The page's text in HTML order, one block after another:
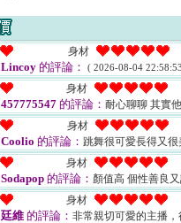
身材
Lincoy 的評論： ( 2026-08-04
身材
457775547 的評論： 耐心聊聊 其實
身材
Coolio 的評論： 跳舞很可愛長得又
身材
Sodapop 的評論： 顏值高 個性善良
身材
廷維 的評論： 非常親切可愛的主播